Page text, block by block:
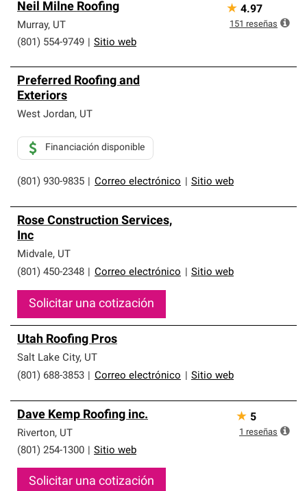
Neil Milne Roofing
Murray, UT
(801) 554-9749
Sitio web
★ 4.97
151 reseñas
Preferred Roofing and
Exteriors
West Jordan, UT
(801) 930-9835 Correo electrónico Sitio web
Financiación disponible
Rose Construction Services,
Inc
Midvale, UT
(801) 450-2348
Correo electrónico Sitio web
Solicitar una cotización
Utah Roofing Pros
Salt Lake City, UT
(801) 688-3853
Correo electrónico Sitio web
Dave Kemp Roofing inc.
Riverton, UT
(801) 254-1300
Sitio web
Solicitar una cotización
★ 5
1 reseñas